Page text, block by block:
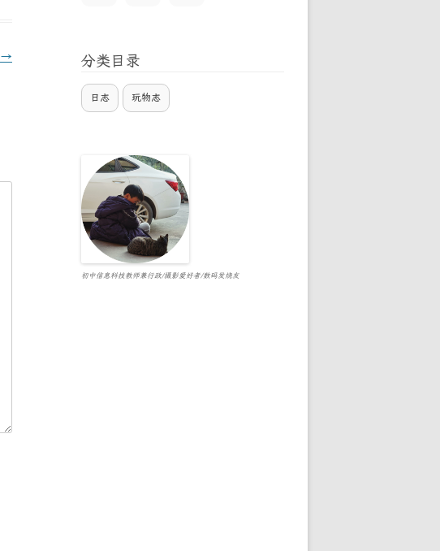
→ 分类目录
日志 玩物志
初中信息科技教师兼行政/摄影爱好者/数码发烧友